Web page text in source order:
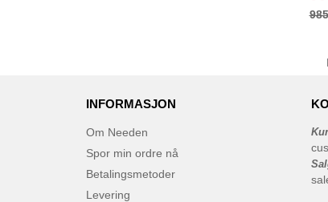
INFORMASJON
Om Needen
Spor min ordre nå
Betalingsmetoder
Levering